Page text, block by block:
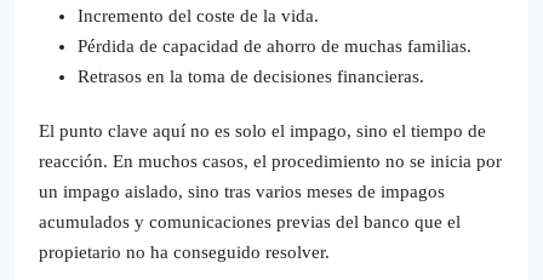
Incremento del coste de la vida.
Pérdida de capacidad de ahorro de muchas familias.
Retrasos en la toma de decisiones financieras.
El punto clave aquí no es solo el impago, sino el tiempo de
reacción. En muchos casos, el procedimiento no se inicia por
un impago aislado, sino tras varios meses de impagos
acumulados y comunicaciones previas del banco que el
propietario no ha conseguido resolver.